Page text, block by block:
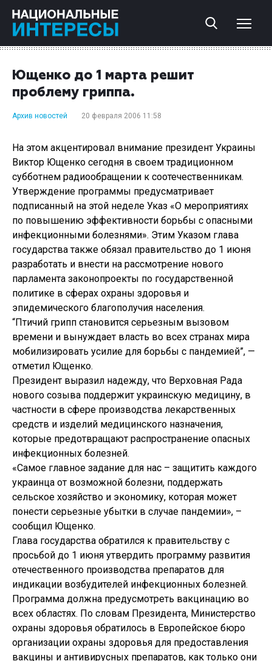
Ющенко до 1 марта решит
проблему гриппа.
Архив новостей 20 февраля 2006 11:58
На этом акцентировал внимание президент Украины
Виктор Ющенко сегодня в своем традиционном
субботнем радиообращении к соотечественникам.
Утверждение программы предусматривает
подписанный на этой неделе Указ «О мероприятиях
по повышению эффективности борьбы с опасными
инфекционными болезнями». Этим Указом глава
государства также обязал правительство до 1 июня
разработать и внести на рассмотрение нового
парламента законопроекты по государственной
политике в сферах охраны здоровья и
эпидемического благополучия населения.
“Птичий грипп становится серьезным вызовом
времени и вынуждает власть во всех странах мира
мобилизировать усилие для борьбы с пандемией”, —
отметил Ющенко.
Президент выразил надежду, что Верховная Рада
нового созыва поддержит украинскую медицину, в
частности в сфере производства лекарственных
средств и изделий медицинского назначения,
которые предотвращают распространение опасных
инфекционных болезней.
«Самое главное задание для нас – защитить каждого
украинца от возможной болезни, поддержать
сельское хозяйство и экономику, которая может
понести серьезные убытки в случае пандемии», –
сообщил Ющенко.
Глава государства обратился к правительству с
просьбой до 1 июня утвердить программу развития
отечественного производства препаратов для
индикации возбудителей инфекционных болезней.
Программа должна предусмотреть вакцинацию во
всех областях. По словам Президента, Министерство
охраны здоровья обратилось в Европейское бюро
организации охраны здоровья для предоставления
вакцины и антивирусных препаратов, как только они